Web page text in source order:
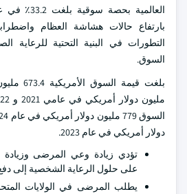
بارتفاع حالات هشاشة العظام
التطورات في البنية التحتية للرعاية
السوق.
دولار أمريكي في عام 2023.
تؤدي زيادة وعي المرضى وزيادة
على حلول الرعاية الشخصية إلى
يطلب المرضى في الولايات